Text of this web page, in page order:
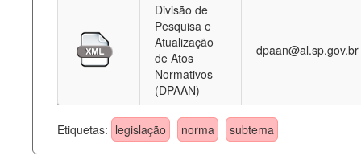
Divisão de
Pesquisa e
Atualização
de Atos
Normativos
(DPAAN)
dpaan@al.sp.gov.br
Etiquetas: legislação norma subtema